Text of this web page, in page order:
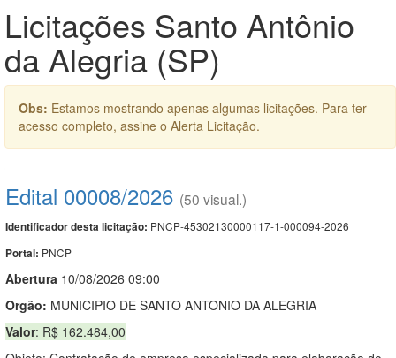
Licitações Santo Antônio
da Alegria (SP)
Obs: Estamos mostrando apenas algumas licitações. Para ter
acesso completo, assine o Alerta Licitação.
Edital 00008/2026 (50 visual.)
Identificador desta licitação: PNCP-45302130000117-1-000094-2026
Portal: PNCP
Abertura 10/08/2026 09:00
Orgão: MUNICIPIO DE SANTO ANTONIO DA ALEGRIA
Valor: R$ 162.484,00